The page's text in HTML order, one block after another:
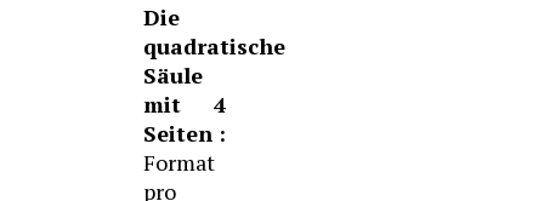
Die
quadratische
Säule
mit 4
Seiten :
Format
pro